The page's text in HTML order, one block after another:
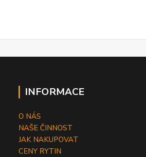
INFORMACE
O NÁS
NAŠE ČINNOST
JAK NAKUPOVAT
CENY RYTIN